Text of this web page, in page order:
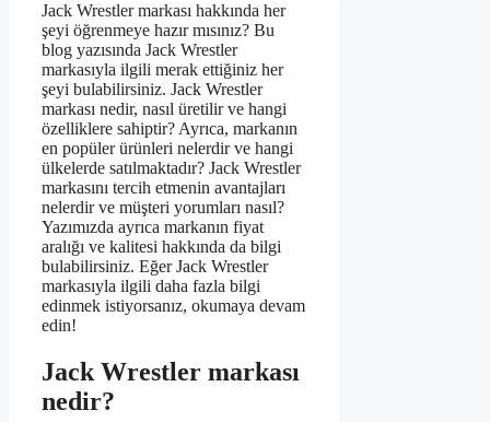
Jack Wrestler markası hakkında her
şeyi öğrenmeye hazır mısınız? Bu
blog yazısında Jack Wrestler
markasıyla ilgili merak ettiğiniz her
şeyi bulabilirsiniz. Jack Wrestler
markası nedir, nasıl üretilir ve hangi
özelliklere sahiptir? Ayrıca, markanın
en popüler ürünleri nelerdir ve hangi
ülkelerde satılmaktadır? Jack Wrestler
markasını tercih etmenin avantajları
nelerdir ve müşteri yorumları nasıl?
Yazımızda ayrıca markanın fiyat
aralığı ve kalitesi hakkında da bilgi
bulabilirsiniz. Eğer Jack Wrestler
markasıyla ilgili daha fazla bilgi
edinmek istiyorsanız, okumaya devam
edin!
Jack Wrestler markası
nedir?